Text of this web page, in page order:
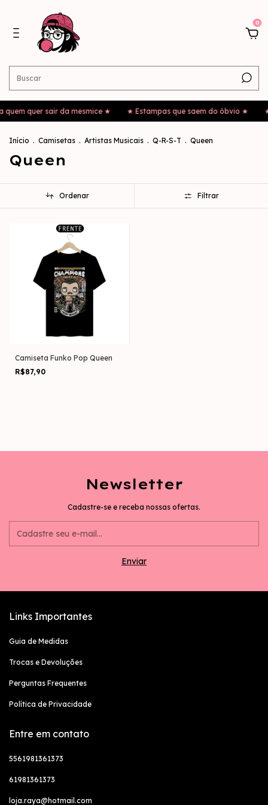
0
quer sair da mesmice ★ ★ Estampas que saem do óbvio ★
Início . Camisetas . Artistas Musicais . Q-R-S-T . Queen
Queen
Ordenar Filtrar
Camiseta Funko Pop Queen
R$87,90
Newsletter
Cadastre-se e receba nossas ofertas.
Links Importantes
Guia de Medidas
Trocas e Devoluções
Perguntas Frequentes
Política de Privacidade
Entre em contato
5561981361373
61981361373
loja.raya@hotmail.com